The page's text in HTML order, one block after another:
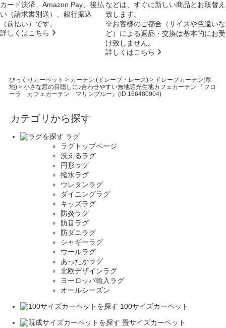
カード決済、Amazon Pay、後払
い（請求書別送）、銀行振込
（前払い）です。
詳しくはこちら
などは、すぐに新しい商品とお取替え
致します。
※お客様のご都合（サイズや色違いな
ど）による返品・交換は基本的にお受
け致しません。
詳しくはこちら
びっくりカーペット > カーテン (ドレープ・レース)> ドレープカーテン(厚
地)> 小さな窓の目隠しに♪合わせやすい無地遮光生地カフェカーテン 『フロ
ーラ カフェカーテン マリンブルー』(ID:166480904)
カテゴリから探す
ラグ
ラグトップページ
洗えるラグ
円形ラグ
撥水ラグ
ウレタンラグ
ダイニングラグ
キッズラグ
防炎ラグ
防音ラグ
防ダニラグ
シャギーラグ
ウールラグ
あったかラグ
北欧デザインラグ
ヨーロッパ輸入ラグ
オールシーズン
100サイズカーペット
畳サイズカーペット